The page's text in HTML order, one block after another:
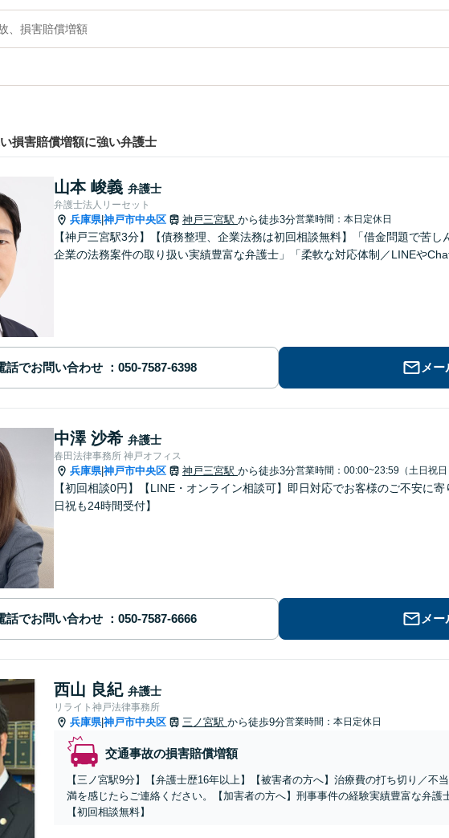
、損害賠償増額
損害賠償増額に強い弁護士
山本 峻義 弁護士
弁護士法人リーセット
兵庫県|神戸市中央区 神戸三宮駅 から徒歩3分営業時間：本日定休日
【神戸三宮駅3分】【債務整理、企業法務は初回相談無料】「借金問題で苦
企業の法務案件の取り扱い実績豊富な弁護士」「柔軟な対応体制／LINEや
話でお問い合わせ メ
中澤 沙希 弁護士
春田法律事務所 神戸オフィス
兵庫県|神戸市中央区 神戸三宮駅 から徒歩3分営業時間：00:00~23:59（土日祝日
【初回相談0円】【LINE・オンライン相談可】即日対応でお客様のご不安に
日祝も24時間受付】
話でお問い合わせ メ
西山 良紀 弁護士
リライト神戸法律事務所
兵庫県|神戸市中央区 三ノ宮駅 から徒歩9分営業時間：本日定休日
交通事故の損害賠償増額
【三ノ宮駅9分】【弁護士歴16年以上】【被害者の方へ】治療費の打ち切り／不
満を感じたらご連絡ください。【加害者の方へ】刑事事件の経験実績豊富な弁護
【初回相談無料】